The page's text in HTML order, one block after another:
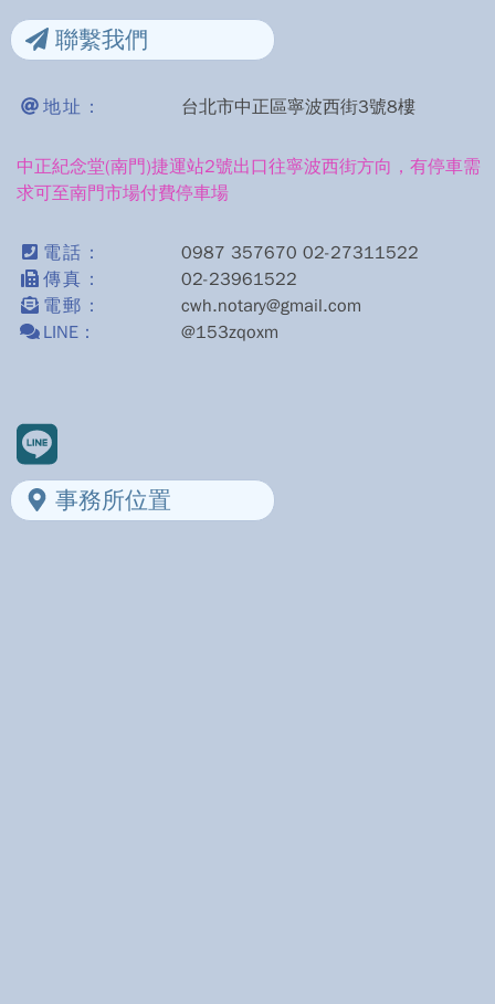
聯繫我們
地址： 台北市中正區寧波西街3號8樓
中正紀念堂(南門)捷運站2號出口往寧波西街方向，有停車需
求可至南門市場付費停車場
電話：
0987 357670 02-27311522
傳真：
02-23961522
電郵：
cwh.notary@gmail.com
LINE：
@153zqoxm
事務所位置